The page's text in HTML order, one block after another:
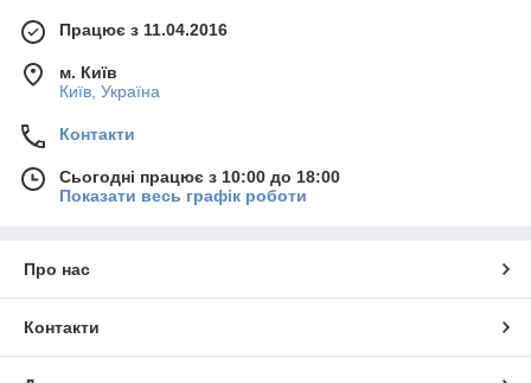
Працює з 11.04.2016
м. Київ
Київ, Україна
Контакти
Сьогодні працює з 10:00 до 18:00
Показати весь графік роботи
Про нас
Контакти